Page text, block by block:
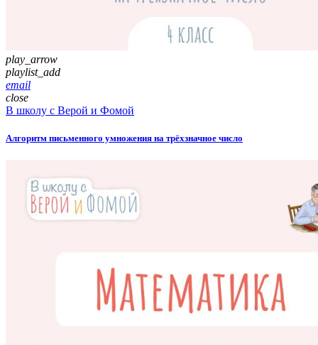
play_arrow
playlist_add
email
close
В школу с Верой и Фомой
Алгоритм письменного умножения на трёхзначное число